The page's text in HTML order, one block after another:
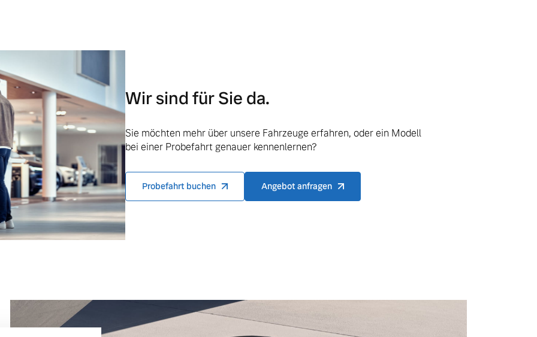
Wir sind für Sie da.
Sie möchten mehr über unsere Fahrzeuge erfahren, oder ein Modell
bei einer Probefahrt genauer kennenlernen?
Probefahrt buchen Angebot anfragen